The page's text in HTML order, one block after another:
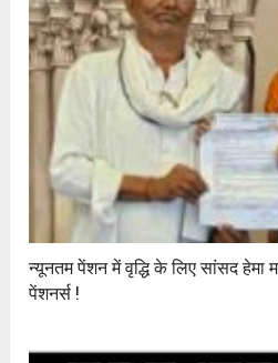
न्यूनतम पेंशन में वृद्धि के लिए सांसद हेमा
पेंशनर्स !